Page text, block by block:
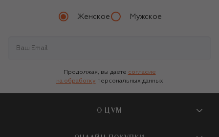
Женское Мужское
Продолжая, вы даете согласие
на обработку персональных данных
О ЦУМ
О магазине